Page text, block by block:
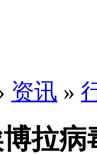
资讯 »
拉